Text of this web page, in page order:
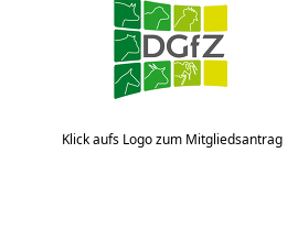
Klick aufs Logo zum Mitgliedsantrag